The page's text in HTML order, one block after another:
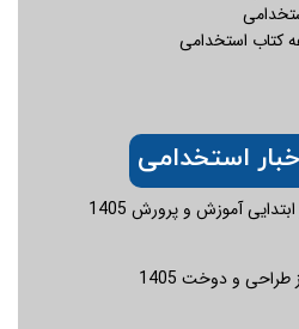
آزمون استخدامی از فارغ
نیرو جذب میکند. داوطلبان
آزمون کتبی و طی مراحل
گرایش های مختلف رشته
1403 با شرکت در آزمون استخدامی
شانس خود را برای شغل اتاق
در آزمون
کتاب استخدامی
آموزش و پرورش 1405
و دوخت 1405
استخدامی